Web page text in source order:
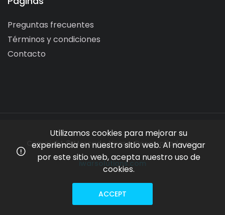
Preguntas frecuentes
Términos y condiciones
Contacto
Copyright © Mercado Negro. Desarrollado por
iwarsolutions.com
Utilizamos cookies para mejorar su
experiencia en nuestro sitio web. Al navegar
por este sitio web, acepta nuestro uso de
cookies.
ACCEPT